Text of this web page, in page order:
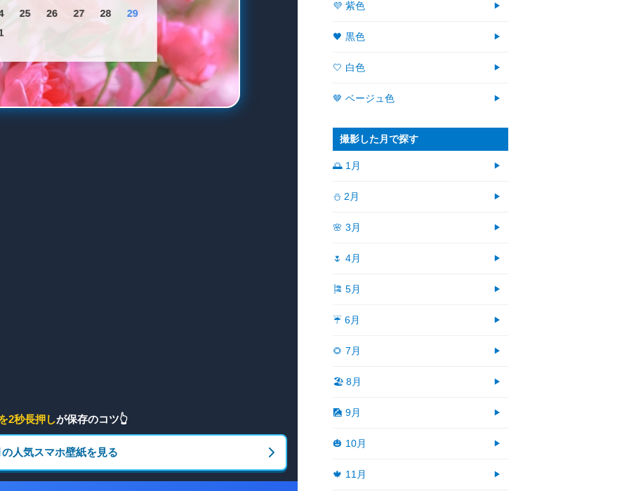
2秒長押しが保存のコツ👆
の人気スマホ壁紙を見る
💜 紫色
🖤 黒色
🤍 白色
🤎 ベージュ色
撮影した月で探す
🌅 1月
⛄ 2月
🌸 3月
🌷 4月
🎏 5月
☔ 6月
🌻 7月
🏖 8月
🎑 9月
🎃 10月
🍁 11月